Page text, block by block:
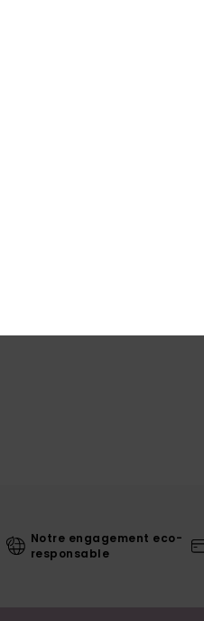
Notre engagement eco-
responsable